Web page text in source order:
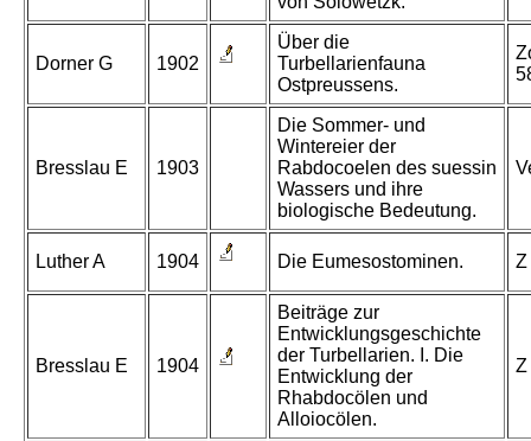
Dorner G 1902
Über die
Turbellarienfauna
Ostpreussens.
Bresslau E 1903
Die Sommer- und
Wintereier der
Rabdocoelen des suessin
Wassers und ihre
biologische Bedeutung.
Luther A 1904 Die Eumesostominen. Z
Bresslau E 1904
Beiträge zur
Entwicklungsgeschichte
der Turbellarien. I. Die
Entwicklung der
Rhabdocölen und
Alloiocölen.
Z